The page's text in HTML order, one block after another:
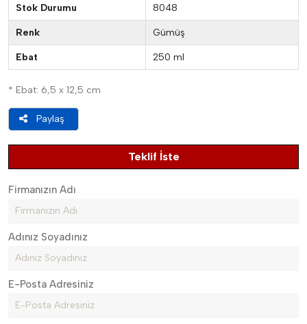
Stok Durumu 8048
Renk Gümüş
Ebat 250 ml
* Ebat: 6,5 x 12,5 cm
Paylaş
Teklif İste
Firmanızın Adı
Adınız Soyadınız
E-Posta Adresiniz